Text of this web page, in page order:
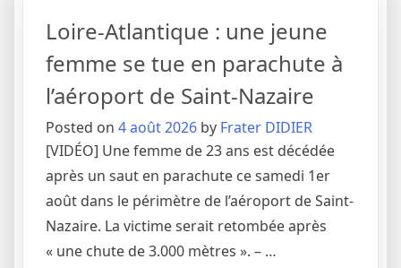
Loire-Atlantique : une jeune
femme se tue en parachute à
l’aéroport de Saint-Nazaire
Posted on 4 août 2026 by Frater DIDIER
[VIDÉO] Une femme de 23 ans est décédée
après un saut en parachute ce samedi 1er
août dans le périmètre de l’aéroport de Saint-
Nazaire. La victime serait retombée après
« une chute de 3.000 mètres ». – …